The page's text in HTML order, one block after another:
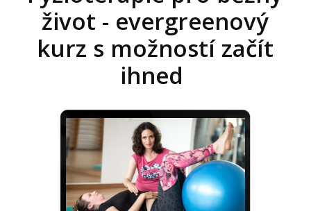
život - evergreenový
kurz s možností začít
ihned